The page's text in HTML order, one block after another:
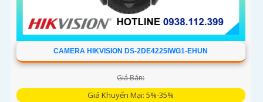
CAMERA HIKVISION DS-2DE4225IWG1-EHUN
Giá Bán:
Giá Khuyến Mại: 5%-35%